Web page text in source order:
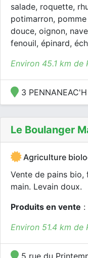
salade, roquette,
potimarron,
douce, oignon,
fenouil, épinard,
Environ 45.1 km de
3
Le Boulanger
Agriculture
Vente de pains bio,
main. Levain doux.
Produits en vente :
Environ 51.4 km de
5 rue du